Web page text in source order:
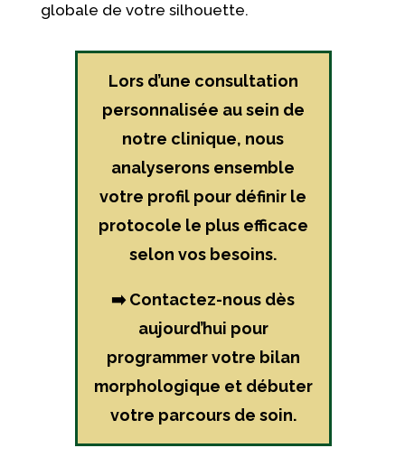
globale de votre silhouette.
Lors d’une consultation
personnalisée au sein de
notre clinique, nous
analyserons ensemble
votre profil pour définir le
protocole le plus efficace
selon vos besoins.
➡️ Contactez-nous dès
aujourd’hui pour
programmer votre bilan
morphologique et débuter
votre parcours de soin.